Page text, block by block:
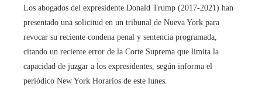
Los abogados del expresidente Donald Trump (2017-2021) han
presentado una solicitud en un tribunal de Nueva York para
revocar su reciente condena penal y sentencia programada,
citando un reciente error de la Corte Suprema que limita la
capacidad de juzgar a los expresidentes, según informa el
periódico New York Horarios de este lunes.